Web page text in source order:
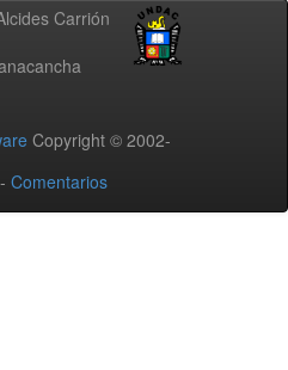
Carrión
Copyright © 2002-
- Comentarios